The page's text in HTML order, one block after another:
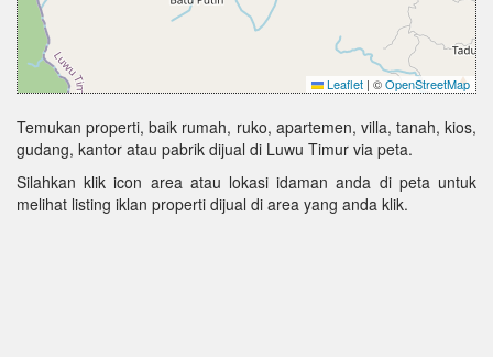
Leaflet | ©OpenStreetMap
Temukan properti, baik rumah, ruko, apartemen, villa, tanah, kios,
gudang, kantor atau pabrik dijual di Luwu Timur via peta.
Silahkan klik icon area atau lokasi idaman anda di peta untuk
melihat listing iklan properti dijual di area yang anda klik.